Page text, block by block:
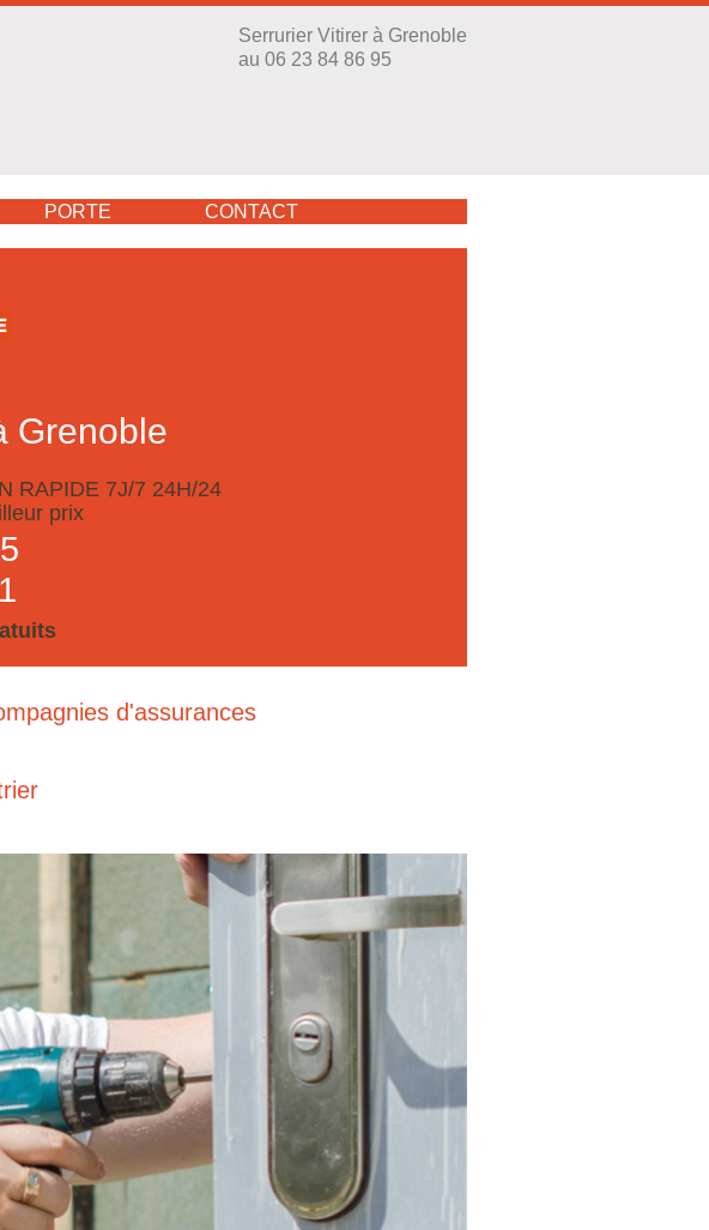
Serrurier Vitirer à Grenoble
au 06 23 84 86 95
PORTE CONTACT
Grenoble
RAPIDE 7J/7 24H/24
prix
d'assurances